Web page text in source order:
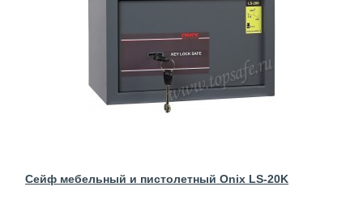
Сейф мебельный и пистолетный Onix LS-20K